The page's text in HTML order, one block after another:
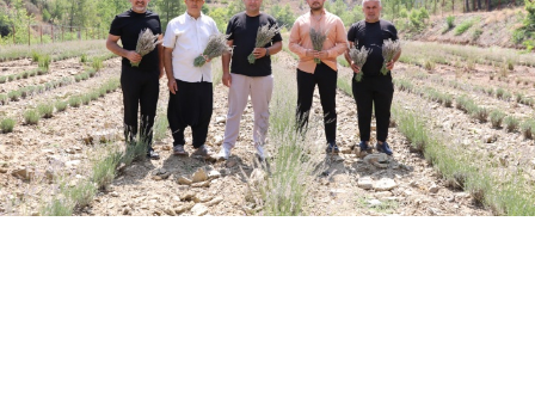
porno izle